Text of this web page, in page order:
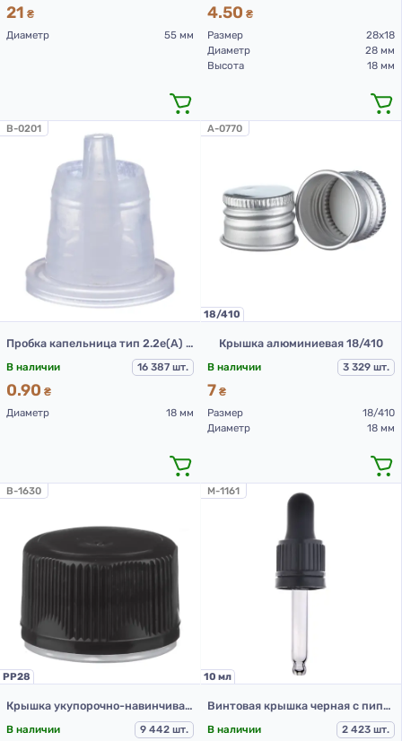
21 ₴
Диаметр
55 мм
4.50 ₴
Размер
28х18
Диаметр
28 мм
Высота
18 мм
B-0201
Пробка капельница тип 2.2е(А) прозрачная
В наличии 16 387 шт.
0.90 ₴
Диаметр
18 мм
A-0770
18/410
Крышка алюминиевая 18/410
В наличии 3 329 шт.
7 ₴
Размер
18/410
Диаметр
18 мм
B-1630
PP28
Крышка укупорочно-навинчивающая с контролем первого открытия тип 1.4Д(Б) 01 Черная
В наличии 9 442 шт.
M-1161
10 мл
Винтовая крышка черная с пипеткой PCD002B-10 мл
В наличии 2 423 шт.